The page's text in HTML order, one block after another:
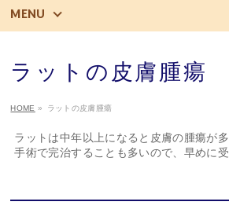
MENU
ラットの皮膚腫瘍
HOME » ラットの皮膚腫瘍
ラットは中年以上になると皮膚の腫瘍が多
手術で完治することも多いので、早めに受